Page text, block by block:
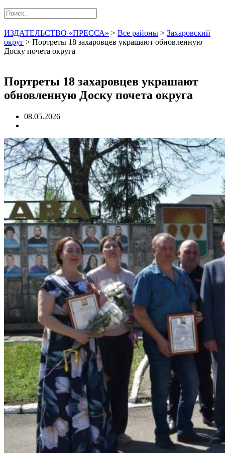
ИЗДАТЕЛЬСТВО «ПРЕССА» > Все районы > Захаровский
округ > Портреты 18 захаровцев украшают обновленную
Доску почета округа
Портреты 18 захаровцев украшают
обновленную Доску почета округа
08.05.2026